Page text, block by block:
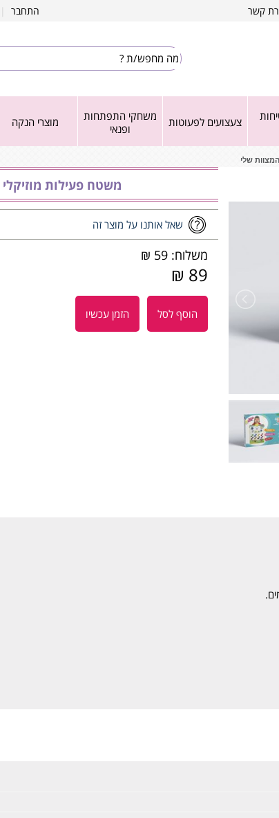
קשר התחבר
צעצועים לפעוטות
משחקי התפתחות
ופנאי
מוצרי הנקה
שלי
משטח פעילות
שאל אותנו על מוצר זה
משלוח: 59 ₪
89 ₪
הוסף לסל הזמן עכשיו